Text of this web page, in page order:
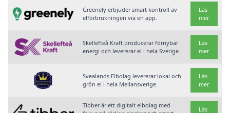
Greenely erbjuder smart kontroll av
elförbrukningen via en app.
Läs
mer
Skellefteå Kraft producerar förnybar
energi och levererar el i hela Sverige.
Läs
mer
Svealands Elbolag levererar lokal och
grön el i hela Mellansverige.
Läs
mer
Tibber är ett digitalt elbolag med
Läs